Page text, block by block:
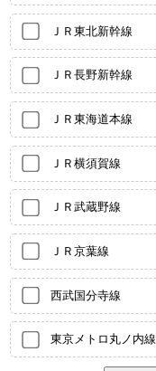
ＪＲ東北新幹線
ＪＲ長野新幹線
ＪＲ東海道本線
ＪＲ横須賀線
ＪＲ武蔵野線
ＪＲ京葉線
西武国分寺線
東京メトロ丸ノ内線